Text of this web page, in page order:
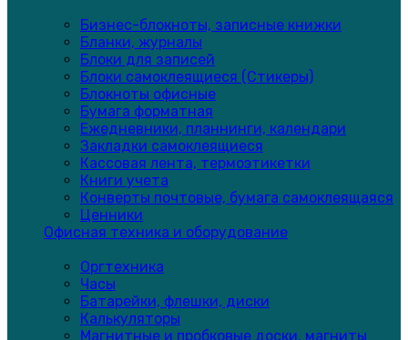
Бизнес-блокноты, записные книжки
Бланки, журналы
Блоки для записей
Блоки самоклеящиеся (Стикеры)
Блокноты офисные
Бумага форматная
Ежедневники, планнинги, календари
Закладки самоклеящиеся
Кассовая лента, термоэтикетки
Книги учета
Конверты почтовые, бумага самоклеящаяся
Ценники
Офисная техника и оборудование
Оргтехника
Часы
Батарейки, флешки, диски
Калькуляторы
Магнитные и пробковые доски, магниты